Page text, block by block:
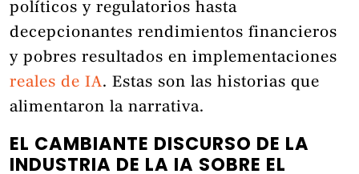
políticos y regulatorios hasta
decepcionantes rendimientos financieros
y pobres resultados en implementaciones
reales de IA. Estas son las historias que
alimentaron la narrativa.
EL CAMBIANTE DISCURSO DE LA
INDUSTRIA DE LA IA SOBRE EL